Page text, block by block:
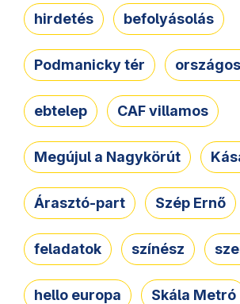
hirdetés befolyásolás
Podmanicky tér
ebtelep CAF villamos
Megújul a Nagykörút
Árasztó-part Szép Ernő
feladatok színész
hello europa Skála Metró